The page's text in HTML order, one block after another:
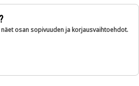
näet osan sopivuuden ja korjausvaihtoehdot.